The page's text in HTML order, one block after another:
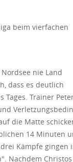
beim vierfachen
nie Land
dass es deutlich
Tages. Trainer
die Matte
14 Minuten
Kämpfe gingen
Nachdem Christos